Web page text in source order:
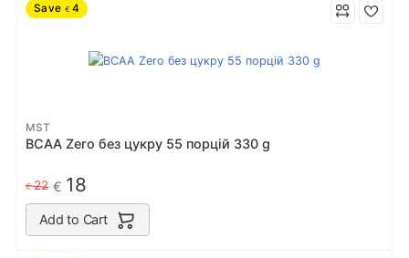
Save € 4
MST
BCAA Zero без цукру 55 порцiй 330 g
€22 € 18
Add to Cart